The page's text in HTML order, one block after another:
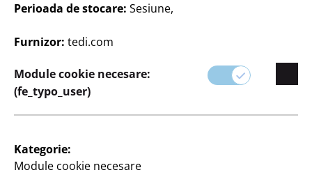
Perioada de stocare: Sesiune,
Furnizor: tedi.com
Module cookie necesare:
(fe_typo_user)
Kategorie:
Module cookie necesare